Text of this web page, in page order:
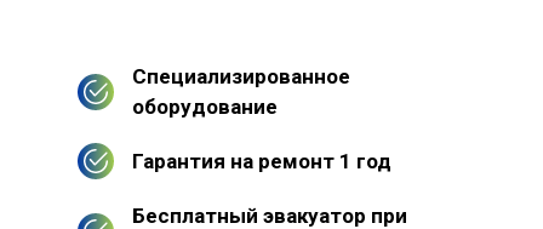
Специализированное
оборудование
Гарантия на ремонт 1 год
Бесплатный эвакуатор при